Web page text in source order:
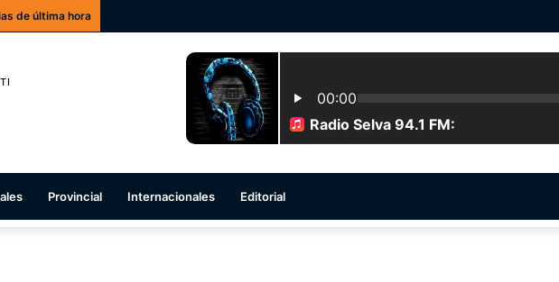
de última hora
Provincial Internacionales Editorial